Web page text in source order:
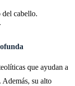
del cabello.
que ayudan a
Además, su alto